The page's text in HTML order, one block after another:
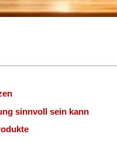
sinnvoll sein kann